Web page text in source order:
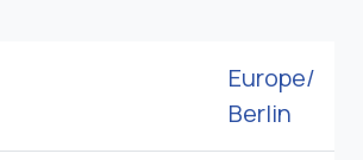
Europe/
Berlin